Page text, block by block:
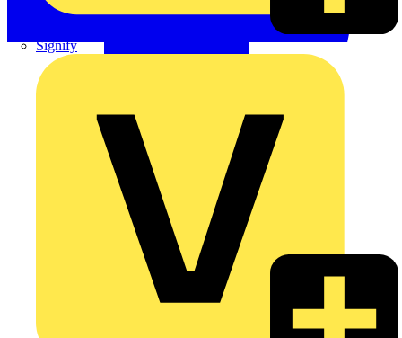
Signify